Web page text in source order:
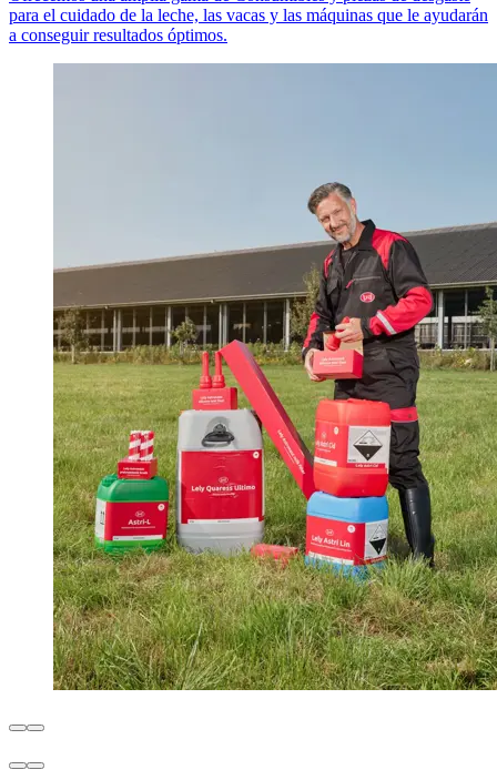
para el cuidado de la leche, las vacas y las máquinas que le ayudarán
a conseguir resultados óptimos.